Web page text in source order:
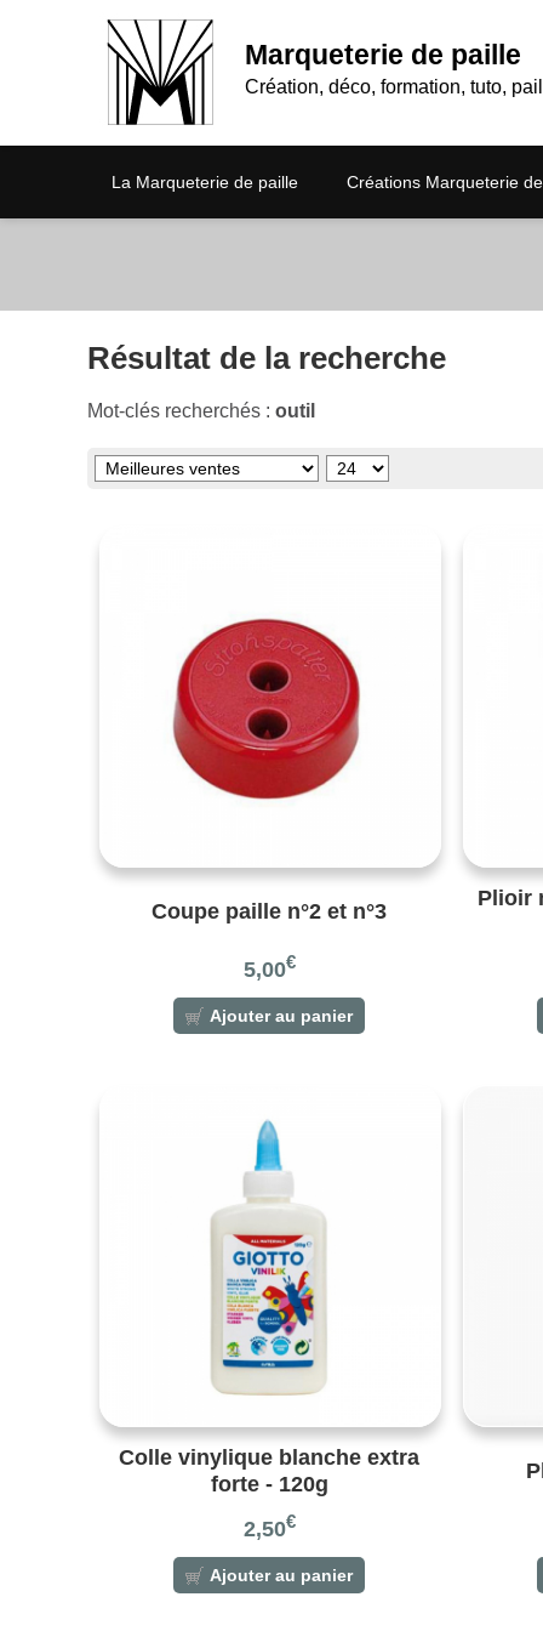
Marqueterie de paille
Création, déco, formation, tuto,
La Marqueterie de paille Créations Marqueterie
Résultat de la recherche
Mot-clés recherchés : outil
Coupe paille n°2 et n°3
5,00€
Ajouter au panier
Plioir
Colle vinylique blanche extra
forte - 120g
2,50€
Ajouter au panier